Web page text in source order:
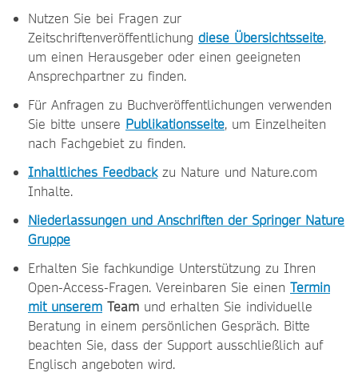
Nutzen Sie bei Fragen zur
Zeitschriftenveröffentlichung diese Übersichtsseite,
um einen Herausgeber oder einen geeigneten
Ansprechpartner zu finden.
Für Anfragen zu Buchveröffentlichungen verwenden
Sie bitte unsere Publikationsseite, um Einzelheiten
nach Fachgebiet zu finden.
Inhaltliches Feedbackzu Nature und Nature.com
Inhalte.
Niederlassungen und Anschriften der Springer Nature
Gruppe
Erhalten Sie fachkundige Unterstützung zu Ihren
Open-Access-Fragen. Vereinbaren Sie einen Termin
mit unserem Team und erhalten Sie individuelle
Beratung in einem persönlichen Gespräch. Bitte
beachten Sie, dass der Support ausschließlich auf
Englisch angeboten wird.